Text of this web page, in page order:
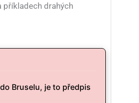
příkladech drahých
Bruselu, je to předpis